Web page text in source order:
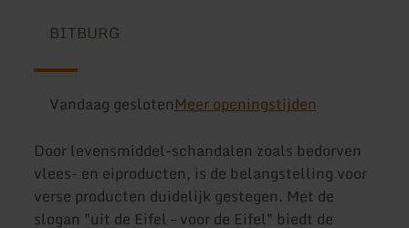
BITBURG
Vandaag geslotenMeer openingstijden
Door levensmiddel-schandalen zoals bedorven
vlees- en eiproducten, is de belangstelling voor
verse producten duidelijk gestegen. Met de
slogan "uit de Eifel – voor de Eifel" biedt de